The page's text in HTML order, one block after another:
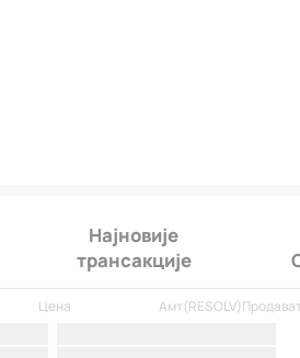
Најновије
трансакције
Цена Амт (RESOLV)